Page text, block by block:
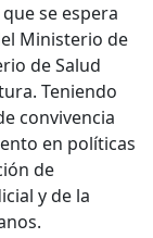
se espera
Ministerio de
de Salud
Teniendo
convivencia
en políticas
de
y de la